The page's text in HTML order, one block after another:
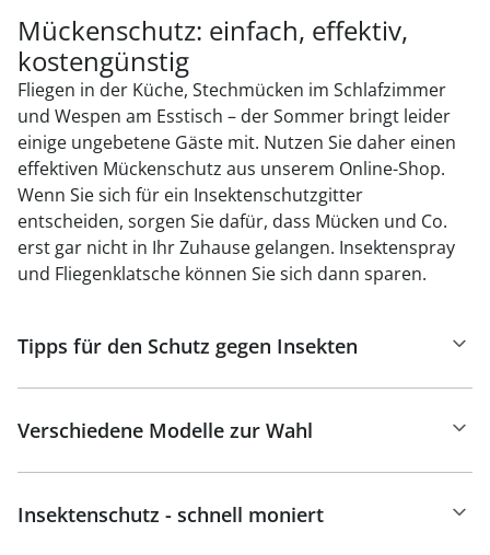
Mückenschutz: einfach, effektiv,
kostengünstig
Fliegen in der Küche, Stechmücken im Schlafzimmer
und Wespen am Esstisch – der Sommer bringt leider
einige ungebetene Gäste mit. Nutzen Sie daher einen
effektiven Mückenschutz aus unserem Online-Shop.
Wenn Sie sich für ein Insektenschutzgitter
entscheiden, sorgen Sie dafür, dass Mücken und Co.
erst gar nicht in Ihr Zuhause gelangen. Insektenspray
und Fliegenklatsche können Sie sich dann sparen.
Tipps für den Schutz gegen Insekten
Verschiedene Modelle zur Wahl
Insektenschutz - schnell moniert